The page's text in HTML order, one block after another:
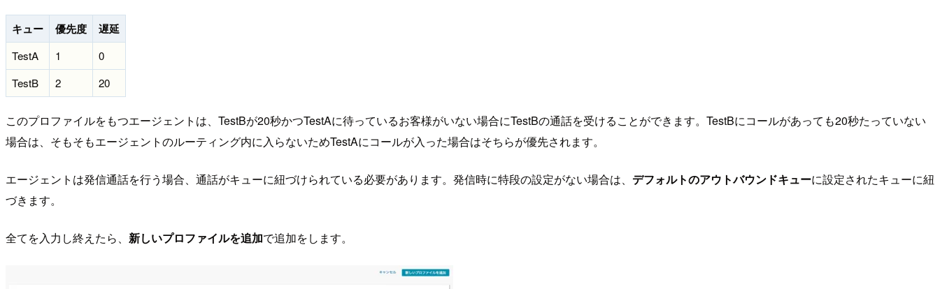
キュー 優先度 遅延
TestA 1
0
TestB
2 20
このプロファイルをもつエージェントは、TestBが20秒かつTestAに待っているお客様がいない場合にTestBの通話を受けることができます。TestBにコールがあっても20秒たっていない
場合は、そもそもエージェントのルーティング内に入らないためTestAにコールが入った場合はそちらが優先されます。
エージェントは発信通話を行う場合、通話がキューに紐づけられている必要があります。発信時に特段の設定がない場合は、 デフォルトのアウトバウンドキューに設定されたキューに紐
づきます。
全てを入力し終えたら、 新しいプロファイルを追加で追加をします。